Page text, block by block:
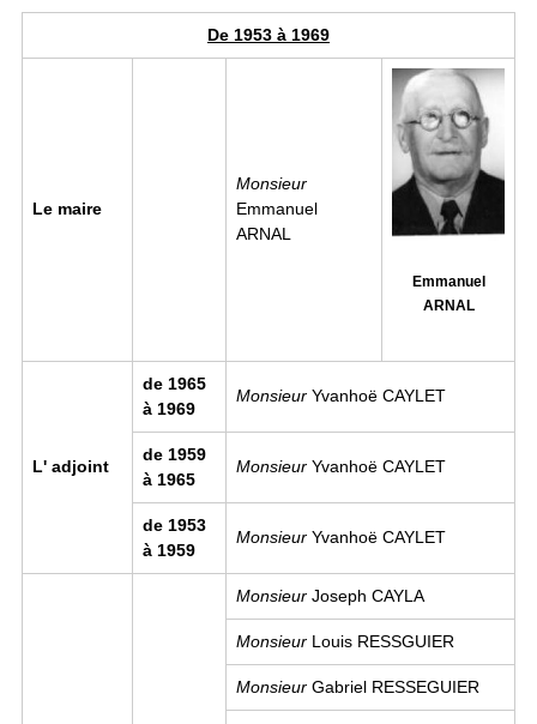
De 1953 à 1969
Le maire
Monsieur
Emmanuel
ARNAL
Image
Emmanuel
ARNAL
L' adjoint
de 1965
à 1969
Monsieur Yvanhoë CAYLET
de 1959
à 1965
Monsieur Yvanhoë CAYLET
de 1953
à 1959
Monsieur Yvanhoë CAYLET
Monsieur Joseph CAYLA
Monsieur Louis RESSGUIER
Monsieur Gabriel RESSEGUIER